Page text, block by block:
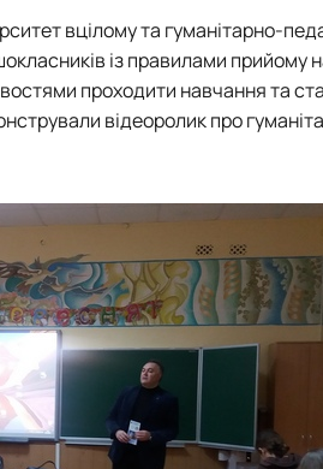
вцілому та гуманітарно-
із правилами
проходити навчання та
відеоролик про